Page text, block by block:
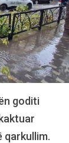
goditi
qarkullim.